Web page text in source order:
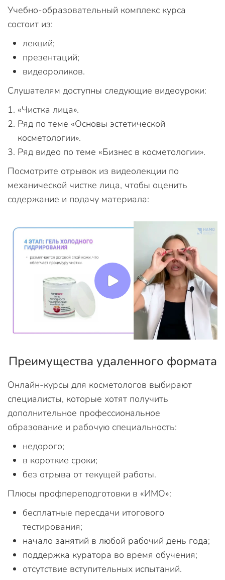
Учебно-образовательный комплекс курса
состоит из:
лекций;
презентаций;
видеороликов.
Слушателям доступны следующие видеоуроки:
«Чистка лица».
Ряд по теме «Основы эстетической
косметологии».
Ряд видео по теме «Бизнес в косметологии».
Посмотрите отрывок из видеолекции по
механической чистке лица, чтобы оценить
содержание и подачу материала:
Преимущества удаленного формата
Онлайн-курсы для косметологов выбирают
специалисты, которые хотят получить
дополнительное профессиональное
образование и рабочую специальность:
недорого;
в короткие сроки;
без отрыва от текущей работы.
Плюсы профпереподготовки в «ИМО»:
бесплатные пересдачи итогового
тестирования;
начало занятий в любой рабочий день года;
поддержка куратора во время обучения;
отсутствие вступительных испытаний.